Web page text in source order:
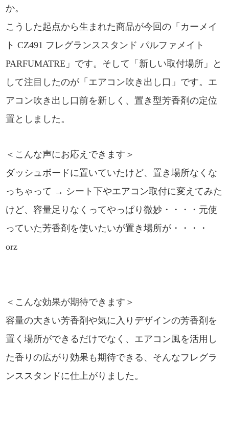
か。
こうした起点から生まれた商品が今回の「カーメイ
ト CZ491 フレグランススタンド パルファメイト
PARFUMATRE」です。そして「新しい取付場所」と
して注目したのが「エアコン吹き出し口」です。エ
アコン吹き出し口前を新しく、置き型芳香剤の定位
置としました。
＜こんな声にお応えできます＞
ダッシュボードに置いていたけど、置き場所なくな
っちゃって → シート下やエアコン取付に変えてみた
けど、容量足りなくってやっぱり微妙・・・・元使
っていた芳香剤を使いたいが置き場所が・・・・
orz
＜こんな効果が期待できます＞
容量の大きい芳香剤や気に入りデザインの芳香剤を
置く場所ができるだけでなく、エアコン風を活用し
た香りの広がり効果も期待できる、そんなフレグラ
ンススタンドに仕上がりました。